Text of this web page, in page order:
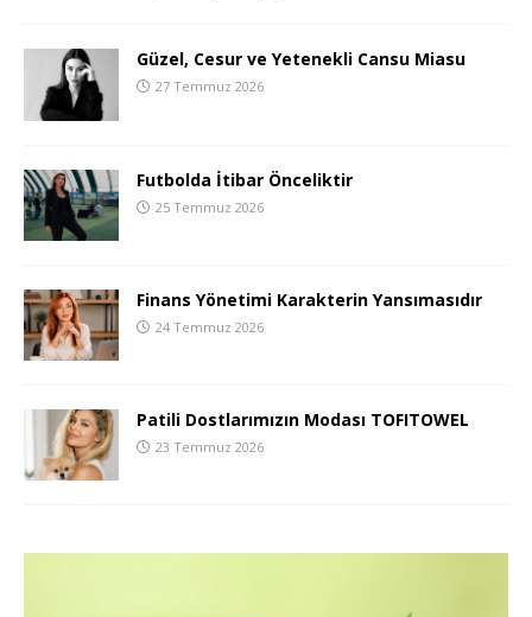
Güzel, Cesur ve Yetenekli Cansu Miasu
27 Temmuz 2026
Futbolda İtibar Önceliktir
25 Temmuz 2026
Finans Yönetimi Karakterin Yansımasıdır
24 Temmuz 2026
Patili Dostlarımızın Modası TOFITOWEL
23 Temmuz 2026